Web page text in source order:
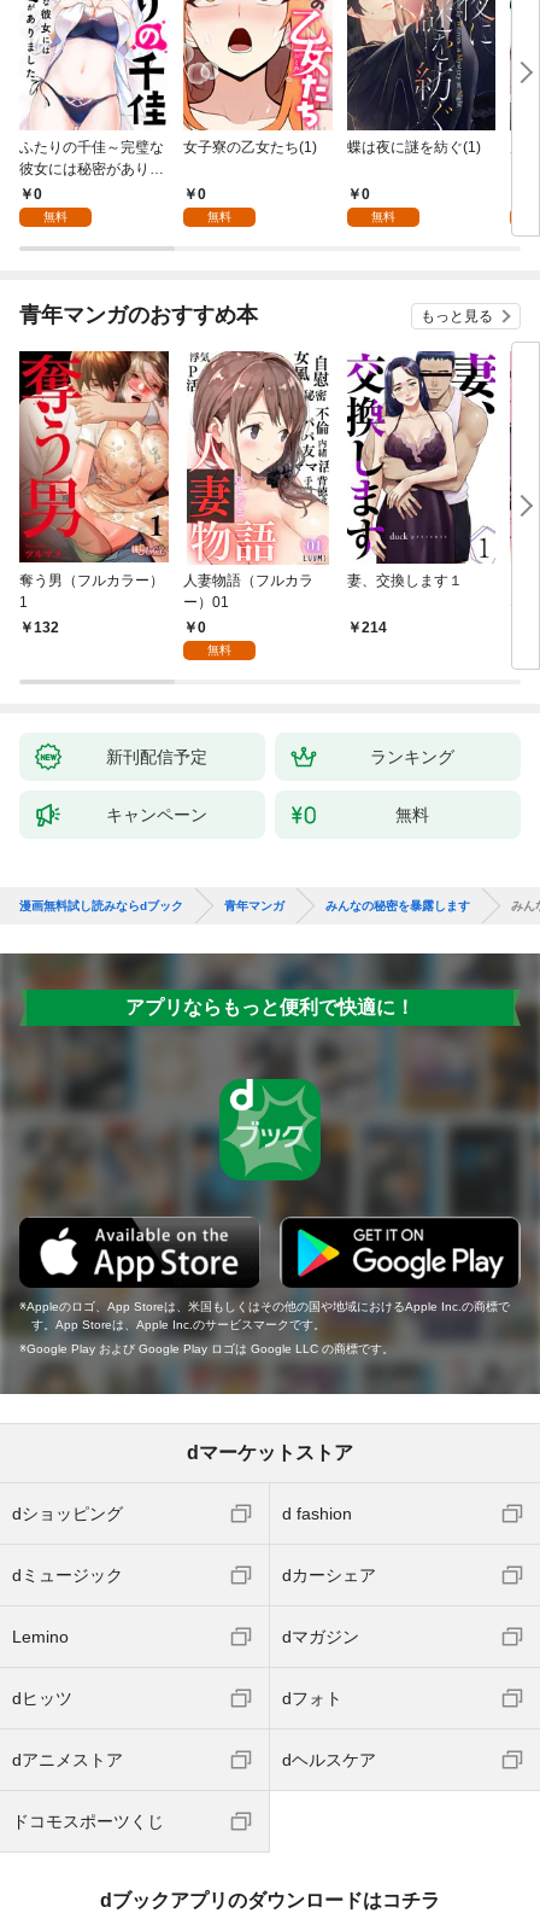
ふたりの千佳～完璧な
彼女には秘密がありま
した(1)
0
無料
女子寮の乙女たち(1)
0
無料
蝶は夜に謎を紡ぐ(1)
0
無料
青年マンガのおすすめ本 もっと見る
奪う男（フルカラー）
1
132
人妻物語（フルカラ
ー）01
0
無料
妻、交換します１
214
な
新刊配信予定 ランキング
キャンペーン 無料
漫画無料試し読みならdブック 青年マンガ みんなの秘密を暴露します みん
アプリならもっと便利で快適に！
Appleのロゴ、App Storeは、米国もしくはその他の国や地域におけるApple Inc.の商標で
す。App Storeは、Apple Inc.のサービスマークです。
Google Play および Google Play ロゴは Google LLC の商標です。
dマーケットストア
dショッピング d fashion
dミュージック dカーシェア
Lemino dマガジン
dヒッツ dフォト
dアニメストア dヘルスケア
ドコモスポーツくじ
dブックアプリのダウンロードはコチラ